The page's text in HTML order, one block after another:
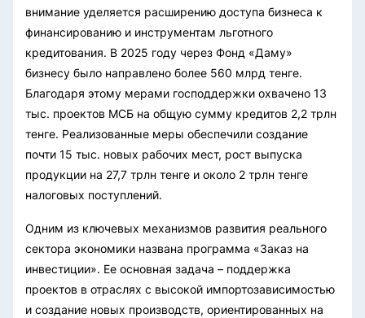
внимание уделяется расширению доступа бизнеса к
финансированию и инструментам льготного
кредитования. В 2025 году через Фонд «Даму»
бизнесу было направлено более 560 млрд тенге.
Благодаря этому мерами господдержки охвачено 13
тыс. проектов МСБ на общую сумму кредитов 2,2 трлн
тенге. Реализованные меры обеспечили создание
почти 15 тыс. новых рабочих мест, рост выпуска
продукции на 27,7 трлн тенге и около 2 трлн тенге
налоговых поступлений.
Одним из ключевых механизмов развития реального
сектора экономики названа программа «Заказ на
инвестиции». Ее основная задача – поддержка
проектов в отраслях с высокой импортозависимостью
и создание новых производств, ориентированных на